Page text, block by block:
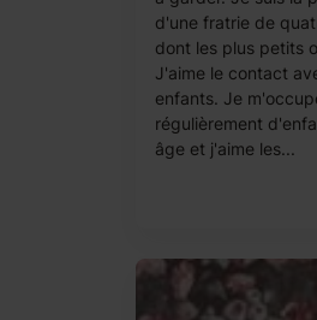
d'une fratrie de
dont les plus petits
J'aime le contact
enfants. Je
régulièrement
âge et j'aime les...